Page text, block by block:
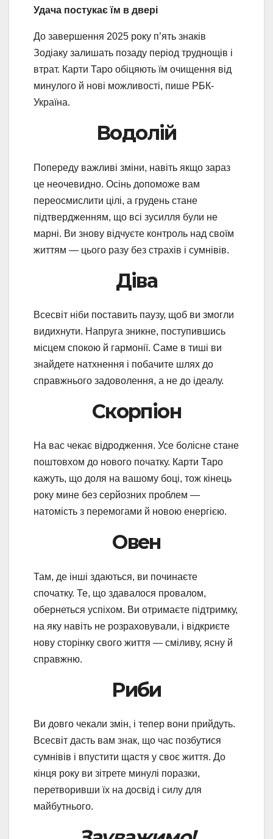
Удача постукає їм в двері
До завершення 2025 року п’ять знаків
Зодіаку залишать позаду період труднощів і
втрат. Карти Таро обіцяють їм очищення від
минулого й нові можливості, пише РБК-
Україна.
Водолій
Попереду важливі зміни, навіть якщо зараз
це неочевидно. Осінь допоможе вам
переосмислити цілі, а грудень стане
підтвердженням, що всі зусилля були не
марні. Ви знову відчуєте контроль над своїм
життям — цього разу без страхів і сумнівів.
Діва
Всесвіт ніби поставить паузу, щоб ви змогли
видихнути. Напруга зникне, поступившись
місцем спокою й гармонії. Саме в тиші ви
знайдете натхнення і побачите шлях до
справжнього задоволення, а не до ідеалу.
Скорпіон
На вас чекає відродження. Усе болісне стане
поштовхом до нового початку. Карти Таро
кажуть, що доля на вашому боці, тож кінець
року мине без серйозних проблем —
натомість з перемогами й новою енергією.
Овен
Там, де інші здаються, ви починаєте
спочатку. Те, що здавалося провалом,
обернеться успіхом. Ви отримаєте підтримку,
на яку навіть не розраховували, і відкриєте
нову сторінку свого життя — сміливу, ясну й
справжню.
Риби
Ви довго чекали змін, і тепер вони прийдуть.
Всесвіт дасть вам знак, що час позбутися
сумнівів і впустити щастя у своє життя. До
кінця року ви зітрете минулі поразки,
перетворивши їх на досвід і силу для
майбутнього.